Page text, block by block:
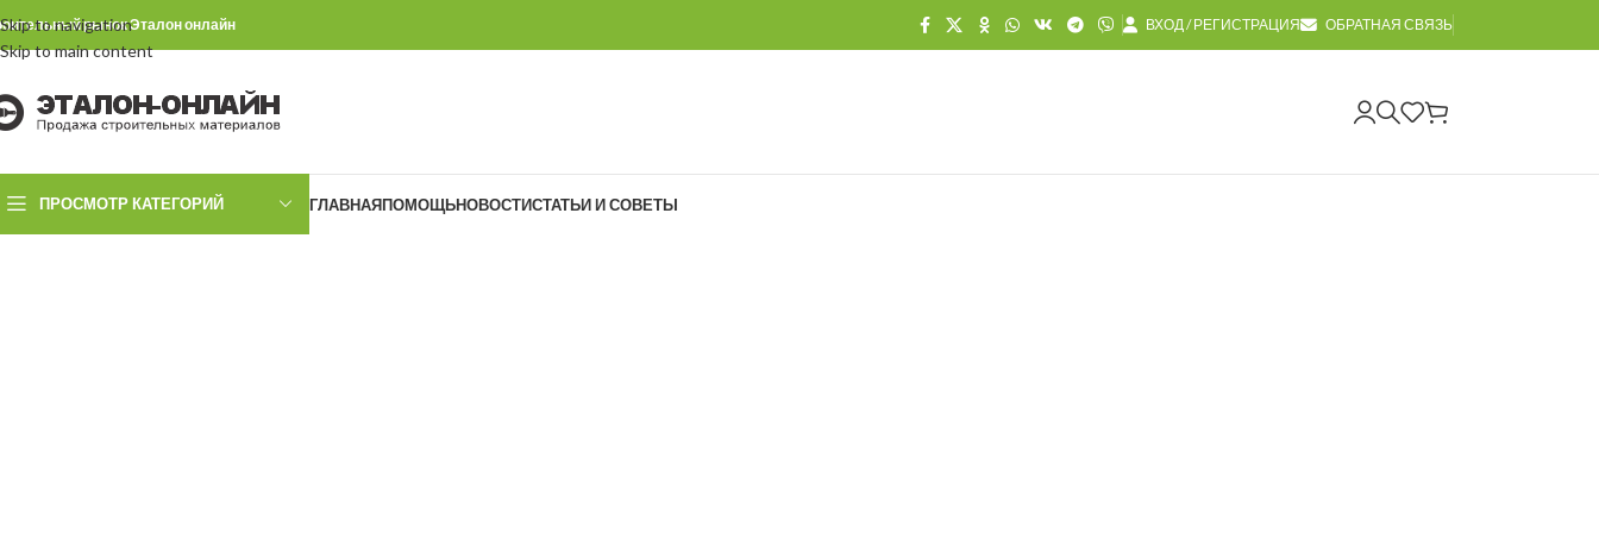
Skip to navigation
Skip to main content
рынок Эталон онлайн ВХОД / РЕГИСТРАЦИЯ ОБРАТНАЯ СВЯЗЬ
ПРОСМОТР КАТЕГОРИЙ ГЛАВНАЯПОМОЩЬНОВОСТИСТАТЬИ И СОВЕТЫ